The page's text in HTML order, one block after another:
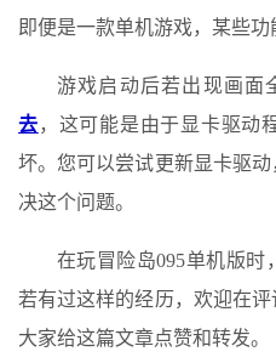
即便是一款单机游戏，某些功
游戏启动后若出现画面
去，这可能是由于显卡驱动
坏。您可以尝试更新显卡驱
决这个问题。
在玩冒险岛095单机版时
若有过这样的经历，欢迎在
大家给这篇文章点赞和转发。